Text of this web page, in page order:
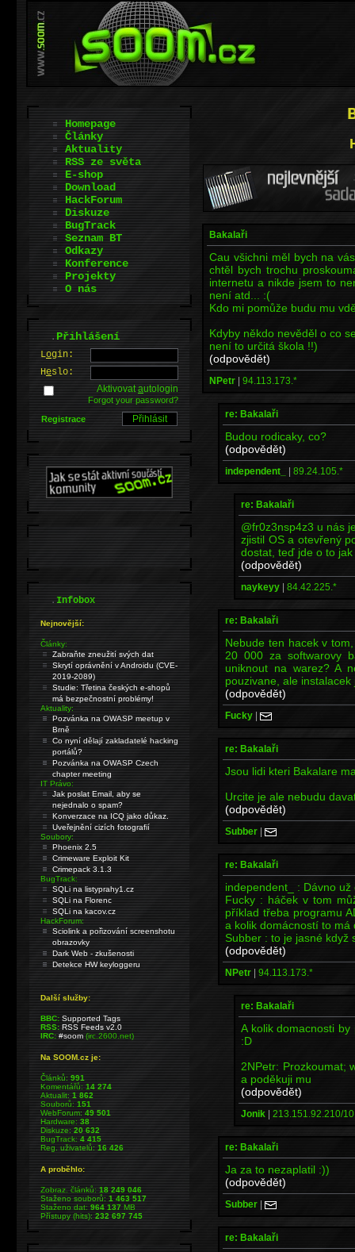
Bakalaři
Cau všichni měl bych na
chtěl bych trochu
internetu a nikde jsem to
není atd... :(
Kdo mi pomůže budu mu
Kdyby někdo nevěděl o co
není to určitá škola !!)
(odpovědět)
NPetr | 94.113.173.*
re: Bakalaři
Budou rodicaky, co?
(odpovědět)
independent_ | 89.24.105.*
re: Bakalaři
@fr0z3nsp4z3 u nás
zjistil OS a otevřený
dostat, teď jde o to
(odpovědět)
naykeyy | 84.42.225.*
re: Bakalaři
Nebude ten hacek v
20 000 za softwarovy
uniknout na warez? A
pouzivane, ale
(odpovědět)
Fucky |
re: Bakalaři
Jsou lidi kteri Bakalare
Urcite je ale nebudu
(odpovědět)
Subber |
re: Bakalaři
independent_ : Dávno
Fucky : háček v tom
příklad třeba programu
a kolik domácností to má
Subber : to je jasné když
(odpovědět)
NPetr | 94.113.173.*
re: Bakalaři
A kolik domacnosti
:D
2NPetr: Prozkoumat;
a poděkuji mu
(odpovědět)
Jonik | 213.151.92.210/
re: Bakalaři
Ja za to nezaplatil :))
(odpovědět)
Subber |
re: Bakalaři
Homepage
Články
Aktuality
RSS ze světa
E-shop
Download
HackForum
Diskuze
BugTrack
Seznam BT
Odkazy
Konference
Projekty
O nás
.Přihlášení
Login:
Heslo:
Aktivovatautologin
Forgot your password?
Registrace
.Infobox
Nejnovější:
Články:
Zabraňte zneužití svých dat
Skrytí oprávnění v Androidu (CVE-
2019-2089)
Studie: Třetina českých e-shopů
má bezpečnostní problémy!
Aktuality:
Pozvánka na OWASP meetup v
Brně
Co nyní dělají zakladatelé hacking
portálů?
Pozvánka na OWASP Czech
chapter meeting
IT Právo:
Jak poslat Email, aby se
nejednalo o spam?
Konverzace na ICQ jako důkaz.
Uveřejnění cizích fotografií
Soubory:
Phoenix 2.5
Crimeware Exploit Kit
Crimepack 3.1.3
BugTrack:
SQLi na listyprahy1.cz
SQLi na Florenc
SQLi na kacov.cz
HackForum:
Sciolink a pořizování screenshotu
obrazovky
Dark Web - zkušenosti
Detekce HW keyloggeru
Další služby:
BBC: Supported Tags
RSS: RSS Feeds v2.0
IRC: #soom(irc.2600.net)
Na SOOM.cz je:
Článků:991
Komentářů:14 274
Aktualit:1 862
Souborů:151
WebForum:49 501
Hardware:38
Diskuze:20 632
BugTrack:4 415
Reg. uživatelů:16 426
A proběhlo:
Zobraz. článků:18 249 046
Staženo souborů:1 463 517
Staženo dat:964 137MB
Přístupy (hits):232 697 745